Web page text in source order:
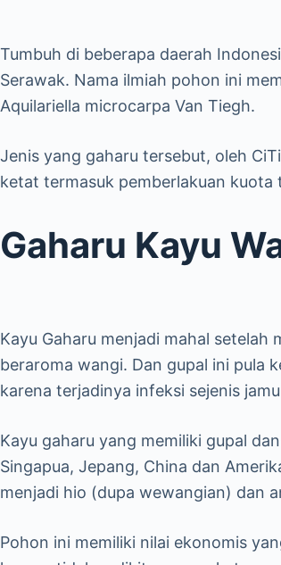
Tumbuh di beberapa daerah
Serawak. Nama ilmiah pohon ini
Aquilariella microcarpa Van Tiegh.
Jenis yang gaharu tersebut, oleh
ketat termasuk pemberlakuan
Gaharu Kayu
Kayu Gaharu menjadi mahal
beraroma wangi. Dan gupal ini pula
karena terjadinya infeksi sejenis
Kayu gaharu yang memiliki gupal
Singapua, Jepang, China dan
menjadi hio (dupa wewangian) dan
Pohon ini memiliki nilai ekonomis